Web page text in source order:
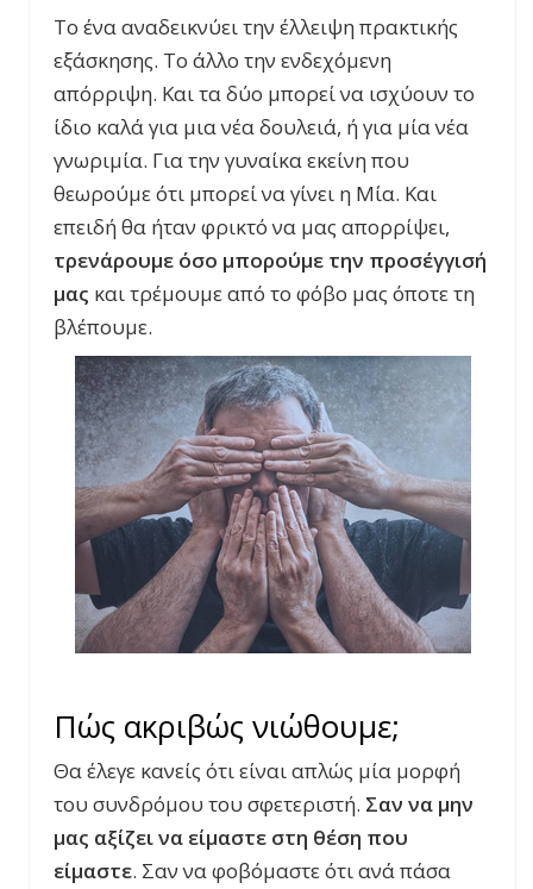
Το ένα αναδεικνύει την έλλειψη πρακτικής
εξάσκησης. Το άλλο την ενδεχόμενη
απόρριψη. Και τα δύο μπορεί να ισχύουν το
ίδιο καλά για μια νέα δουλειά, ή για μία νέα
γνωριμία. Για την γυναίκα εκείνη που
θεωρούμε ότι μπορεί να γίνει η Μία. Και
επειδή θα ήταν φρικτό να μας απορρίψει,
τρενάρουμε όσο μπορούμε την προσέγγισή
μας και τρέμουμε από το φόβο μας όποτε τη
βλέπουμε.
Πώς ακριβώς νιώθουμε;
Θα έλεγε κανείς ότι είναι απλώς μία μορφή
του συνδρόμου του σφετεριστή. Σαν να μην
μας αξίζει να είμαστε στη θέση που
είμαστε. Σαν να φοβόμαστε ότι ανά πάσα